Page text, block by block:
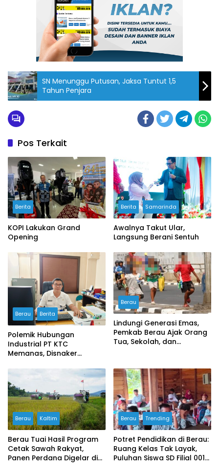
SN Menunggu Putusan, Jaksa Tuntut 1,5
Tahun Penjara
Pos Terkait
Berita
KOPI Lakukan Grand
Opening
Berita Samarinda
Awalnya Takut Ular,
Langsung Berani Sentuh
Berau Berita
Polemik Hubungan
Industrial PT KTC
Memanas, Disnaker
Serikat Buruh Soroti
Prosedur PHK
Berau
Lindungi Generasi Emas,
Pemkab Berau Ajak Orang
Tua, Sekolah, dan
Berau Kaltim
Berau Tuai Hasil Program
Cetak Sawah Rakyat,
Panen Perdana Digelar di
Berau Trending
Potret Pendidikan di Berau:
Ruang Kelas Tak Layak,
Puluhan Siswa SD Filial 001